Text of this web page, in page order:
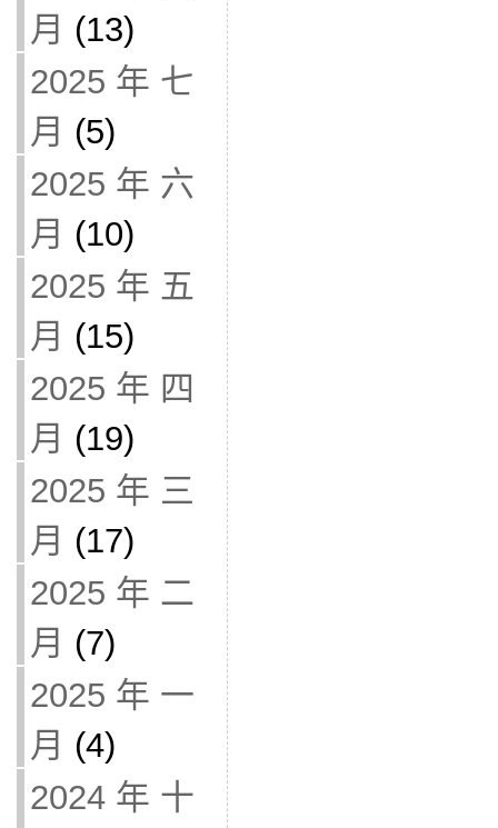
月 (13)
2025 年 七
月 (5)
2025 年 六
月 (10)
2025 年 五
月 (15)
2025 年 四
月 (19)
2025 年 三
月 (17)
2025 年 二
月 (7)
2025 年 一
月 (4)
2024 年 十